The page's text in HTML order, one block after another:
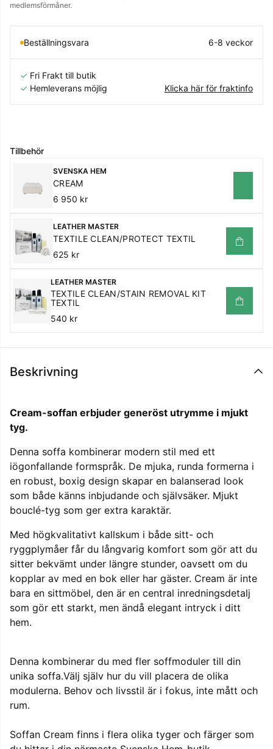
medlemsförmåner.
Beställningsvara 6-8 veckor
✓ Fri Frakt till butik
✓ Hemleverans möjlig Klicka här för fraktinfo
Tillbehör
SVENSKA HEM
CREAM
6 950 kr
LEATHER MASTER
TEXTILE CLEAN/PROTECT TEXTIL
625 kr
LEATHER MASTER
TEXTILE CLEAN/STAIN REMOVAL KIT
TEXTIL
540 kr
Beskrivning
Cream-soffan erbjuder generöst utrymme i mjukt
tyg.
Denna soffa kombinerar modern stil med ett
iögonfallande formspråk. De mjuka, runda formerna i
en robust, boxig design skapar en balanserad look
som både känns inbjudande och självsäker. Mjukt
bouclé-tyg som ger extra karaktär.
Med högkvalitativt kallskum i både sitt- och
ryggplymåer får du långvarig komfort som gör att du
sitter bekvämt under längre stunder, oavsett om du
kopplar av med en bok eller har gäster. Cream är inte
bara en sittmöbel, den är en central inredningsdetalj
som gör ett starkt, men ändå elegant intryck i ditt
hem.
Denna kombinerar du med fler soffmoduler till din
unika soffa.Välj själv hur du vill placera de olika
modulerna. Behov och livsstil är i fokus, inte mått och
rum.
Soffan Cream finns i flera olika tyger och färger som